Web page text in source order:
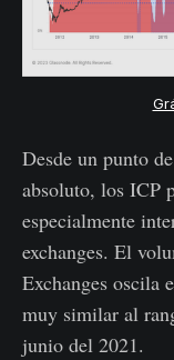
Desde un punto
absoluto, los ICP
especialmente
exchanges. El
Exchanges oscila
muy similar al
junio del 2021.